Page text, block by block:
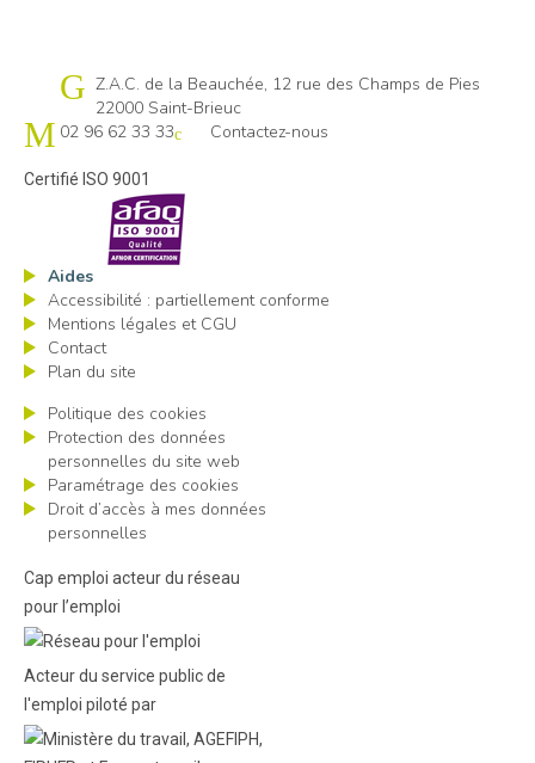
Cap emploi 22
Z.A.C. de la Beauchée, 12 rue des Champs de Pies
22000 Saint-Brieuc
02 96 62 33 33
Contactez-nous
Certifié ISO 9001
Aides
Accessibilité : partiellement conforme
Mentions légales et CGU
Contact
Plan du site
Politique des cookies
Protection des données
personnelles du site web
Paramétrage des cookies
Droit d’accès à mes données
personnelles
Cap emploi acteur du réseau
pour l’emploi
Acteur du service public de
l'emploi piloté par